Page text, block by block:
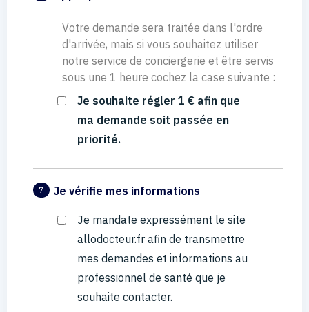
Votre demande sera traitée dans l'ordre
d'arrivée, mais si vous souhaitez utiliser
notre service de conciergerie et être servis
sous une 1 heure cochez la case suivante :
Je souhaite régler 1 € afin que
ma demande soit passée en
priorité.
7 Je vérifie mes informations
Je mandate expressément le site
allodocteur.fr afin de transmettre
mes demandes et informations au
professionnel de santé que je
souhaite contacter.